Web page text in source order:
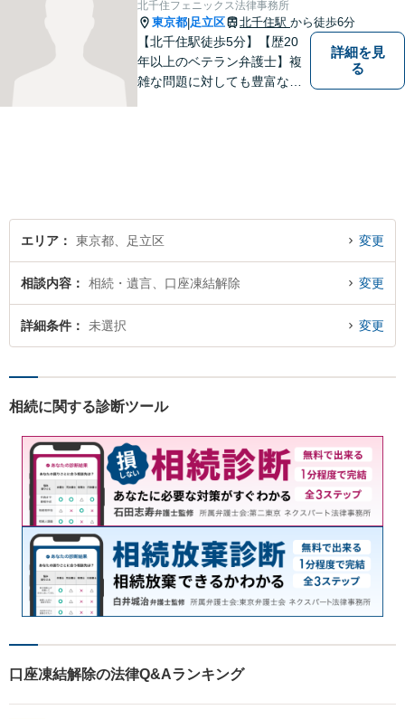
北千住フェニックス法律事務所
東京都|足立区 北千住駅 から徒歩6分
【北千住駅徒歩5分】【歴20
年以上のベテラン弁護士】複
雑な問題に対しても豊富な経
詳細を見
る
エリア 東京都、足立区 変更
相談内容 相続・遺言、口座凍結解除 変更
詳細条件 未選択 変更
相続に関する診断ツール
口座凍結解除の法律Q&Aランキング